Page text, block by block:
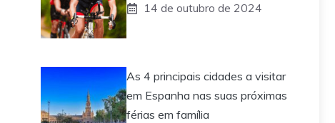
14 de outubro de 2024
As 4 principais cidades a visitar
em Espanha nas suas próximas
férias em família